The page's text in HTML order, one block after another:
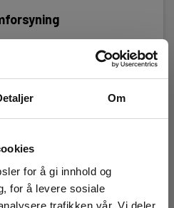
Om
for å gi innhold og
for å levere sosiale
trafikken vår. Vi deler